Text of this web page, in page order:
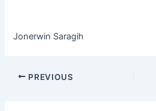
Jonerwin Saragih
PREVIOUS